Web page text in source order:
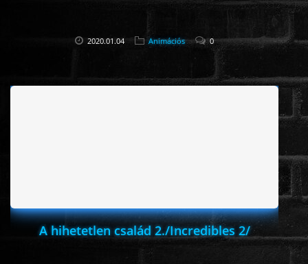
2020.01.04 Animációs 0
A hihetetlen család 2./Incredibles 2/